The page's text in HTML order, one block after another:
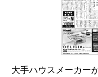
大手ハウスメーカー